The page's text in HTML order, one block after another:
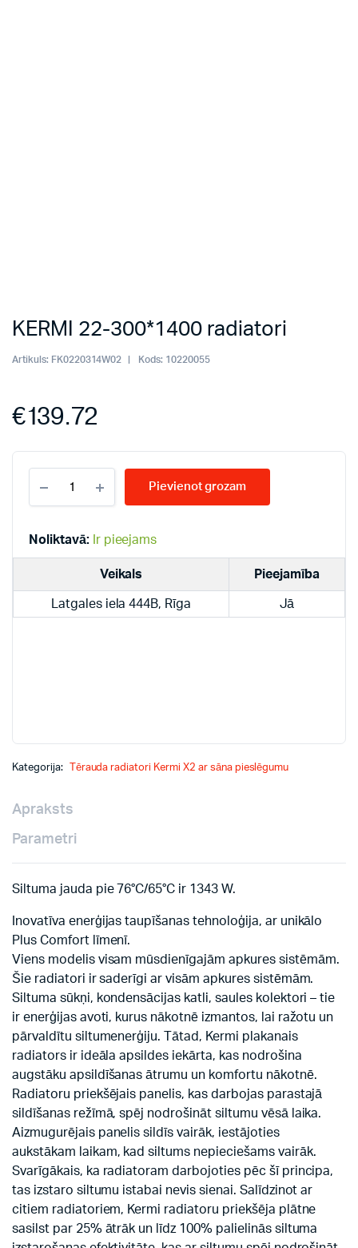
KERMI 22-300*1400 radiatori
Artikuls: FK0220314W02 Kods: 10220055
€139.72
300*1400
quantity
Pievienot grozam
Noliktavā: Ir pieejams
Veikals Pieejamība
Latgales iela 444B, Rīga Jā
Kategorija: Tērauda radiatori Kermi X2 ar sāna pieslēgumu
Apraksts
Parametri
Siltuma jauda pie 76°C/65°C ir 1343 W.
Inovatīva enerģijas taupīšanas tehnoloģija, ar unikālo
Plus Comfort līmenī.
Viens modelis visam mūsdienīgajām apkures sistēmām.
Šie radiatori ir saderīgi ar visām apkures sistēmām.
Siltuma sūkņi, kondensācijas katli, saules kolektori – tie
ir enerģijas avoti, kurus nākotnē izmantos, lai ražotu un
pārvaldītu siltumenerģiju. Tātad, Kermi plakanais
radiators ir ideāla apsildes iekārta, kas nodrošina
augstāku apsildīšanas ātrumu un komfortu nākotnē.
Radiatoru priekšējais panelis, kas darbojas parastajā
sildīšanas režīmā, spēj nodrošināt siltumu vēsā laika.
Aizmugurējais panelis sildīs vairāk, iestājoties
aukstākam laikam, kad siltums nepieciešams vairāk.
Svarīgākais, ka radiatoram darbojoties pēc šī principa,
tas izstaro siltumu istabai nevis sienai. Salīdzinot ar
citiem radiatoriem, Kermi radiatoru priekšēja plātne
sasilst par 25% ātrāk un līdz 100% palielinās siltuma